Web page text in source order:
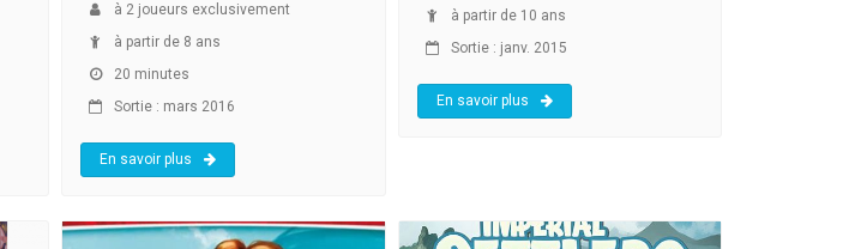
à 2 joueurs exclusivement
à partir de 8 ans
20 minutes
Sortie : mars 2016
En savoir plus
à partir de 10 ans
Sortie : janv. 2015
En savoir plus